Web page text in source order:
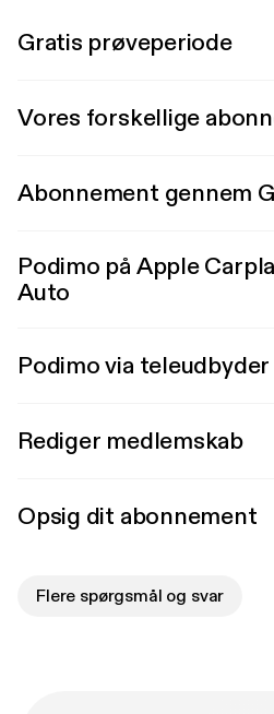
Gratis prøveperiode
Vores forskellige
Abonnement gennem
Podimo på Apple
Auto
Podimo via teleudbyder
Rediger medlemskab
Opsig dit abonnement
Flere spørgsmål og svar